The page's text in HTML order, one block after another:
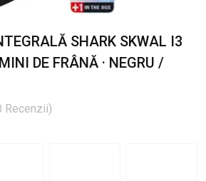
SHARK SKWAL I3
DE FRÂNĂ · NEGRU /
Recenzii)